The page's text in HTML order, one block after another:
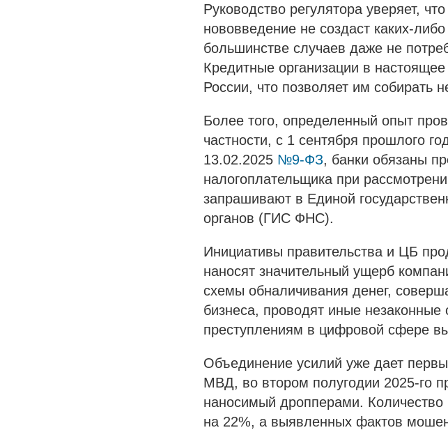
Руководство регулятора уверяет,
нововведение не создаст каких-
большинстве случаев даже не
Кредитные организации в
России, что позволяет им
Более того, определенный опыт
частности, с 1 сентября прошлого
13.02.2025 №9-ФЗ, банки обязаны
налогоплательщика при
запрашивают в Единой
органов (ГИС ФНС).
Инициативы правительства и ЦБ
наносят значительный ущерб
схемы обналичивания денег,
бизнеса, проводят иные
преступлениям в цифровой сфере
Объединение усилий уже дает
МВД, во втором полугодии 2025-го
наносимый дропперами.
на 22%, а выявленных фактов